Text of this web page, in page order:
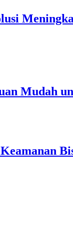
Mudah